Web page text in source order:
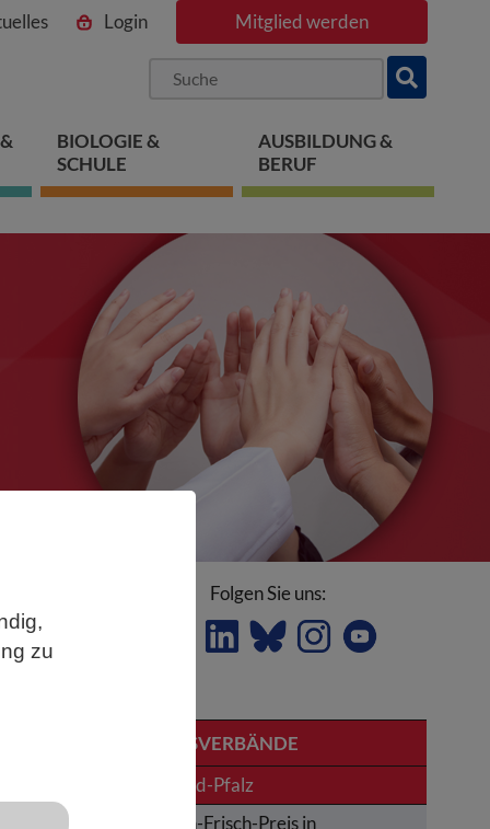
zu
Login Mitglied werden
BIOLOGIE &
SCHULE
AUSBILDUNG &
BERUF
Folgen Sie uns:
LANDESVERBÄNDE
Rheinland-Pfalz
Karl-von-Frisch-Preis in